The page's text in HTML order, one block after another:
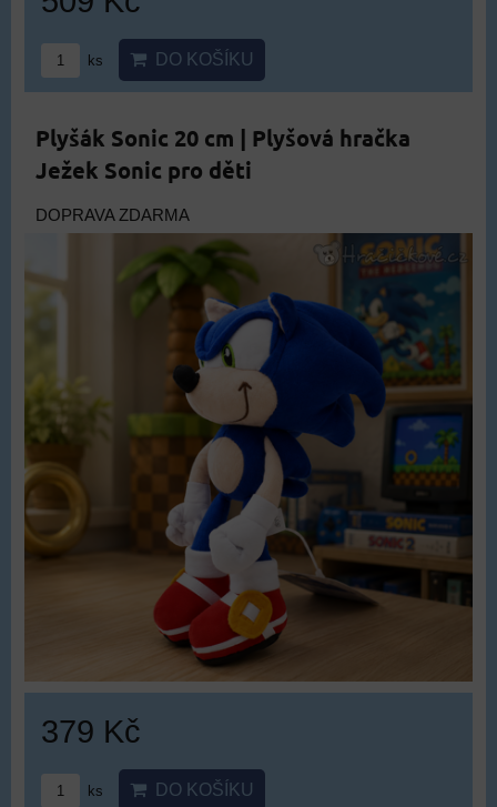
ks DO KOŠÍKU
Plyšák Sonic 20 cm | Plyšová hračka
Ježek Sonic pro děti
DOPRAVA ZDARMA
379 Kč
ks DO KOŠÍKU